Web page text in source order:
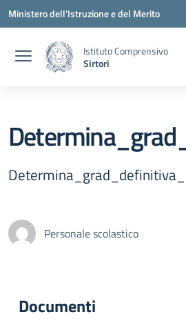
Vai ai contenuti
Vai al menu di navigazione
Vai al footer
Ministero dell'Istruzione e del Merito
Istituto Comprensivo
Sirtori
Personale scolastico
Documenti